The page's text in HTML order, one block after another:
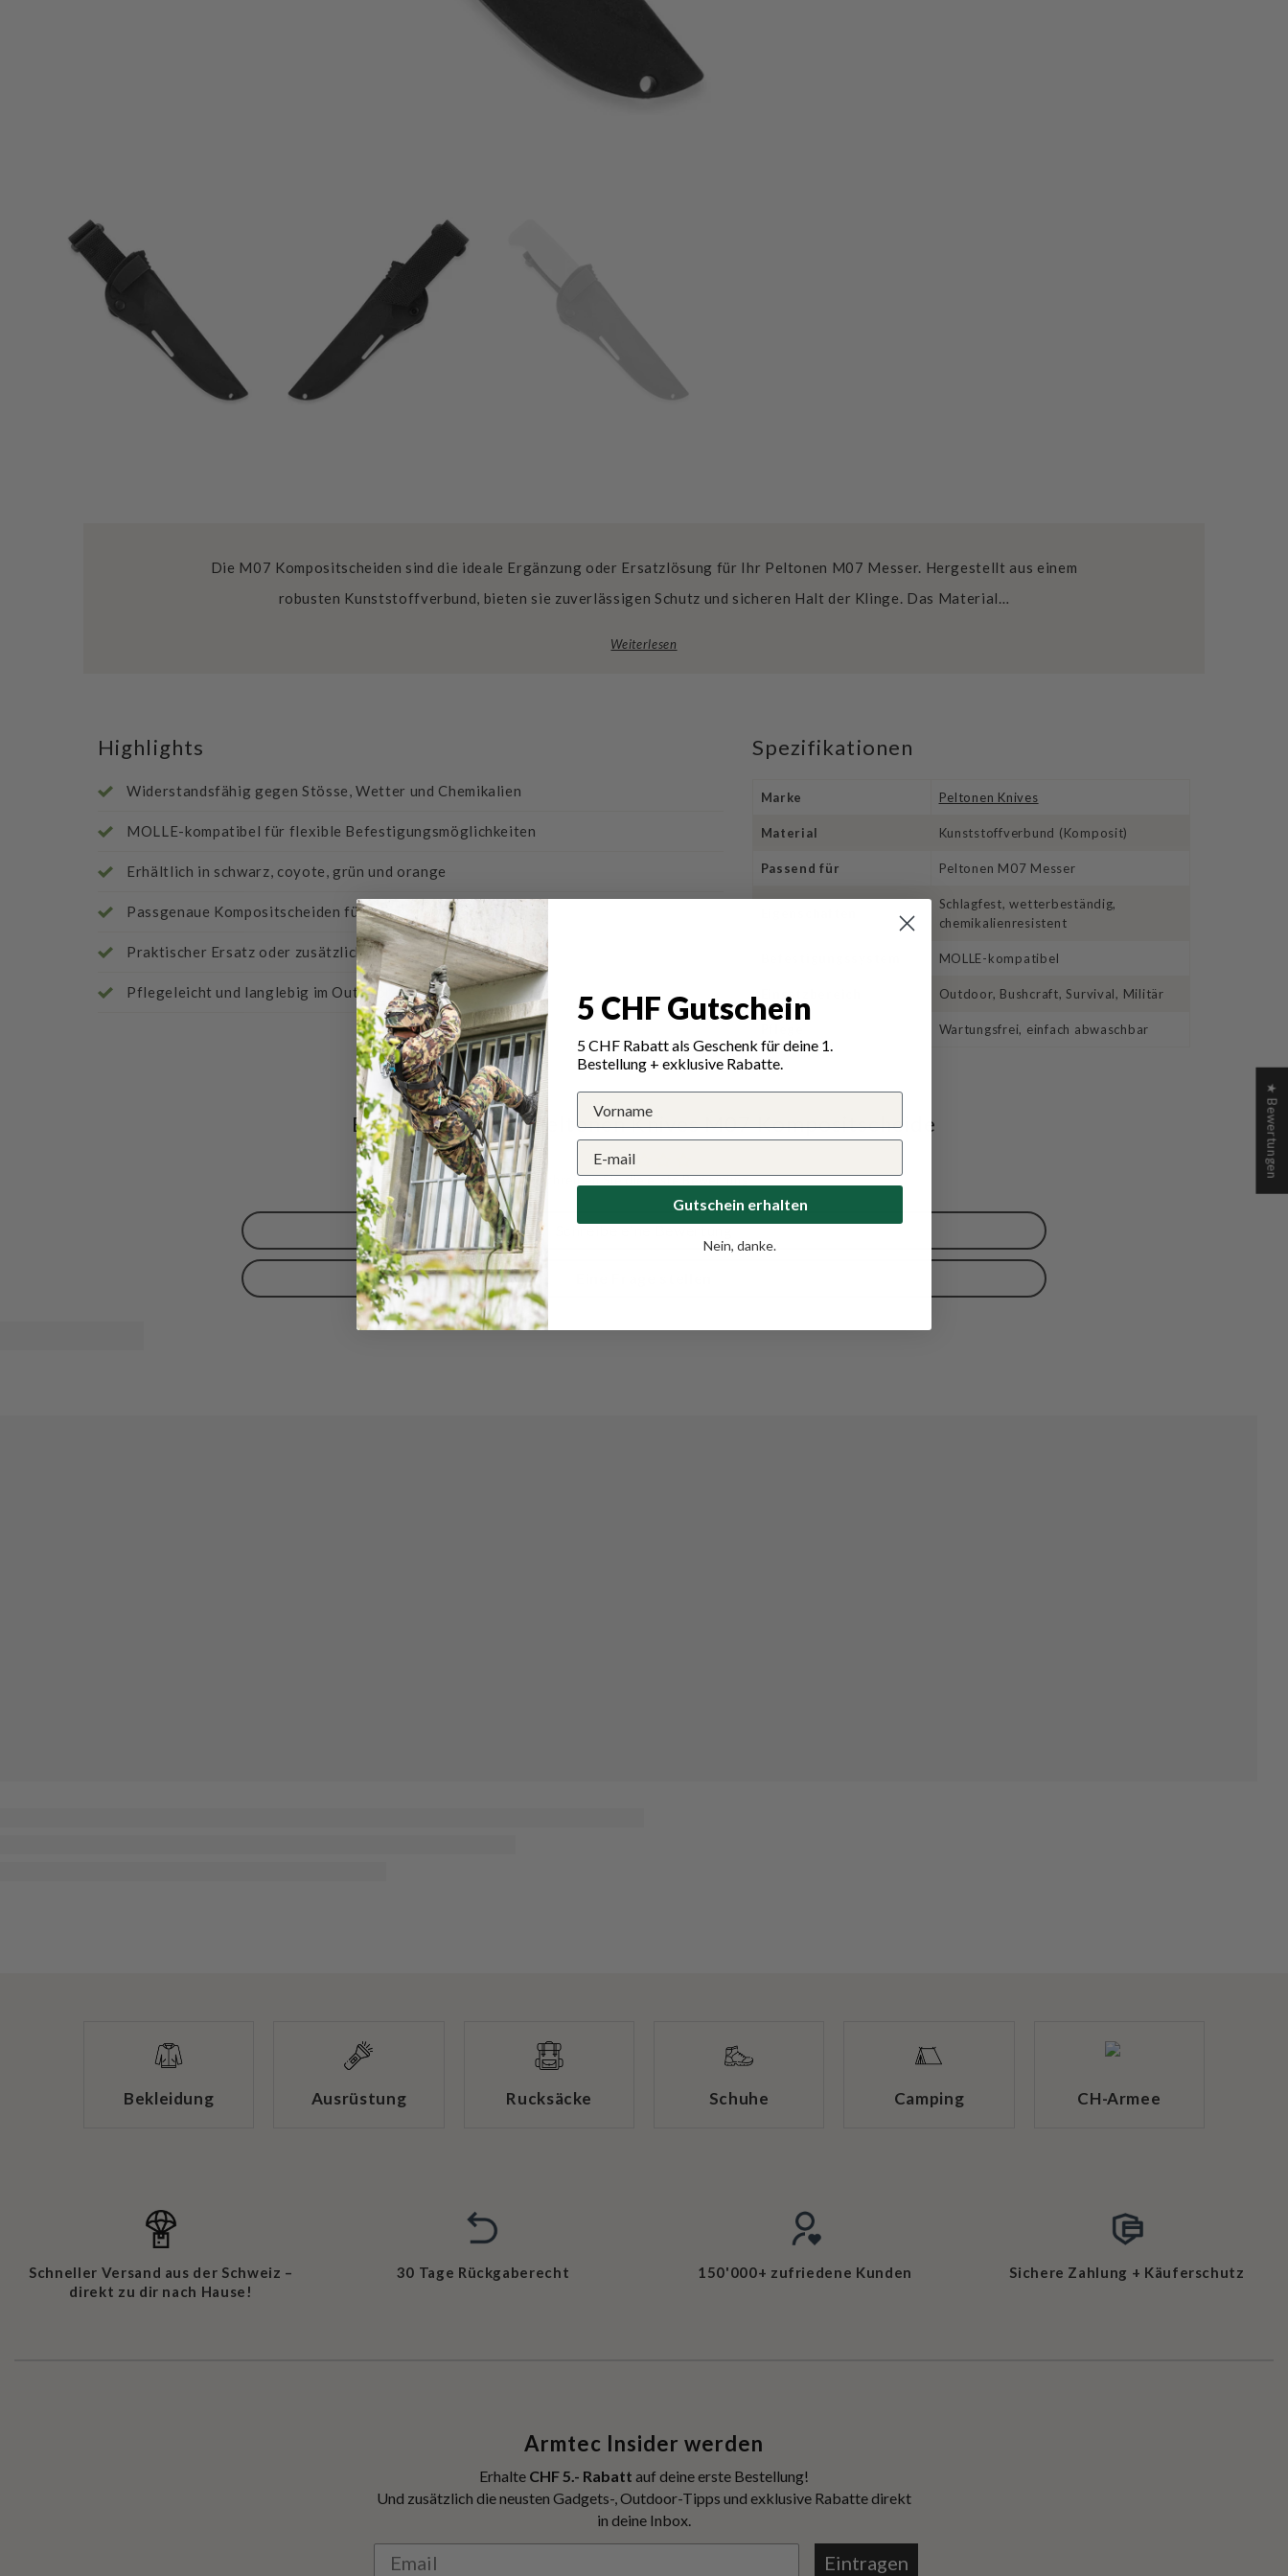
Die M07 Kompositscheiden sind die ideale Ergänzung oder Ersatzlösung für Ihr Peltonen M07 Messer. Hergestellt aus einem
robusten Kunststoffverbund, bieten sie zuverlässigen Schutz und sicheren Halt der Klinge. Das Material…
Weiterlesen
Highlights
Widerstandsfähig gegen Stösse, Wetter und Chemikalien
MOLLE-kompatibel für flexible Befestigungsmöglichkeiten
Erhältlich in schwarz, coyote, grün und orange
Passgenaue Kompositscheiden für das Peltonen M07 Messer
Praktischer Ersatz oder zusätzliche Trageoption
Pflegeleicht und langlebig im Outdoor-Einsatz
Spezifikationen
Marke Peltonen Knives
Material Kunststoffverbund (Komposit)
Passend für Peltonen M07 Messer
Schlagfest, wetterbeständig,
chemikalienresistent
MOLLE-kompatibel
Einsatzbereich Outdoor, Bushcraft, Survival, Militär
Wartungsfrei, einfach abwaschbar
Bewertungen für Peltonen Knives M07 Kompositscheide
Schreiben Sie die erste Bewertung
Schreibe eine Bewertung
Bekleidung Ausrüstung Rucksäcke Schuhe Camping CH-Armee
Schneller Versand aus der Schweiz –
direkt zu dir nach Hause!
30 Tage Rückgaberecht 150'000+ zufriedene Kunden Sichere Zahlung + Käuferschutz
Armtec Insider werden
Erhalte CHF 5.- Rabatt auf deine erste Bestellung!
Und zusätzlich die neusten Gadgets-, Outdoor-Tipps und exklusive Rabatte direkt
in deine Inbox.
Eintragen
★ Bewertungen
5 CHF Gutschein
5 CHF Rabatt als Geschenk für deine 1.
Bestellung + exklusive Rabatte.
Gutschein erhalten
Nein, danke.